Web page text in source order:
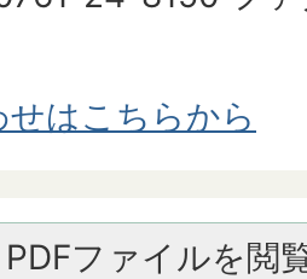
はこちらから
PDFファイルを閲